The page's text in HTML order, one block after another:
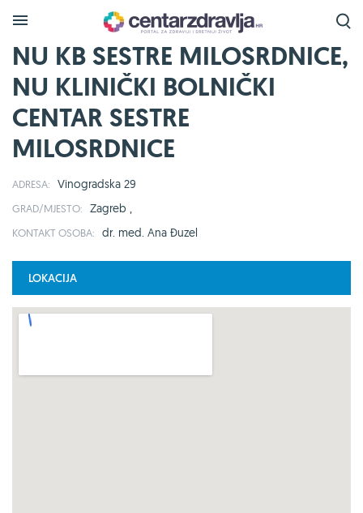
NU KB SESTRE MILOSRDNICE,
NU KLINIČKI BOLNIČKI
CENTAR SESTRE
MILOSRDNICE
ADRESA: Vinogradska 29
GRAD/MJESTO: Zagreb ,
KONTAKT OSOBA: dr. med. Ana Đuzel
LOKACIJA